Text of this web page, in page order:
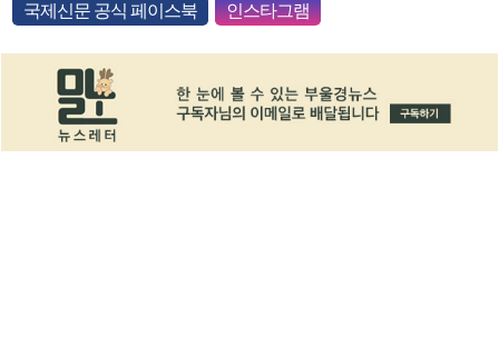
국제신문 공식 페이스북 인스타그램